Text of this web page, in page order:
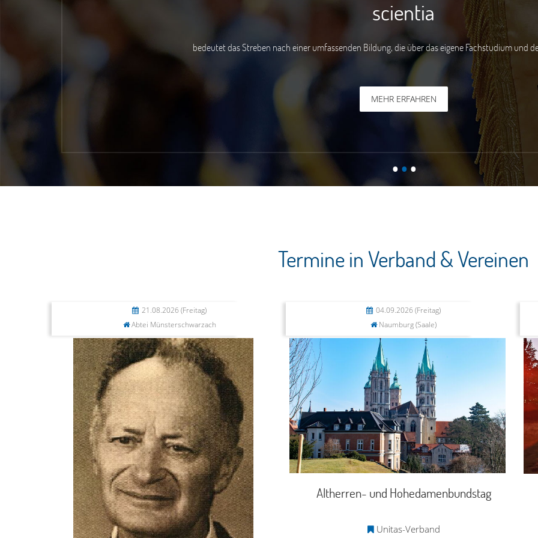
amicitia
ist die selbstlose und solidarische Hilfe, die auf lebenslanger Freundschaft über die
MEHR ERFAHREN
•••
Termine in Verband & Vereinen
21.08.2026 (Freitag)
Abtei Münsterschwarzach
04.09.2026 (Freitag)
Naumburg (Saale)
Altherren- und Hohedamenbundstag
Unitas-Verband